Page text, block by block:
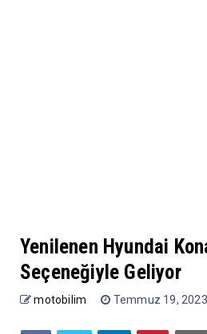
Yenilenen Hyundai
Seçeneğiyle Geliyor
motobilim Temmuz 19, 2023